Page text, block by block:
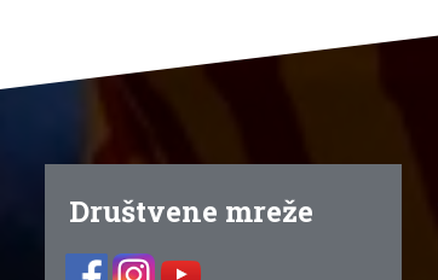
Društvene mreže